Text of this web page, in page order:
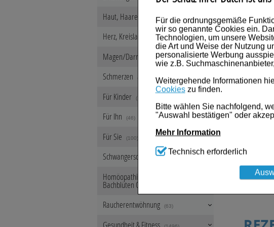
Für die ordnungsgemäße
wir so genannte Cookies ein.
Technologien, um unsere
die Art und Weise der Nutzung
personalisierte Werbung
wie z.B.
Weitergehende Informationen
Cookieszu finden.
Bitte wählen Sie nachfolgend,
"Auswahl bestätigen" oder
Mehr Information
Technisch Notwendig:Hierbei
Website notwendig sind (z.B.
beispielsweise für die
Verhaltensweisen (z.B.
Ihre Bedürfnisse zugeschrittene
Technisch erforderlich
Haut, Haare & Nägel (1234)
Herz, Kreislauf & Gefäße (459)
Magen/Darm & Leber/Galle (626)
Schmerzen
Für Kinder (108)
Für Ihn (46)
Für Sie (100)
Schwangerschaft & Stillzeit
Homöopathie, Schüsslersalze &
Bachblüten Original
Raucherentwöhnung (63)